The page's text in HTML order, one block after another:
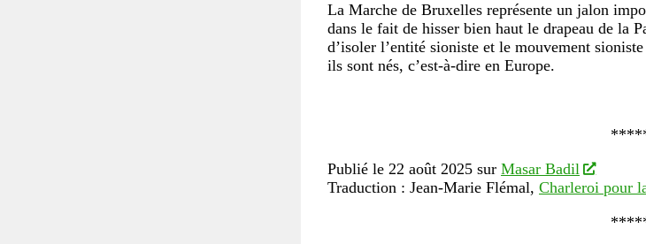
La Marche de Bruxelles représente un jalon
dans le fait de hisser bien haut le drapeau de la
d’isoler l’entité sioniste et le mouvement
ils sont nés, c’est-à-dire en Europe.
Publié le 22 août 2025 sur Masar Badil
Traduction : Jean-Marie Flémal, Charleroi pour